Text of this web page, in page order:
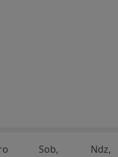
Sob, Ndz,